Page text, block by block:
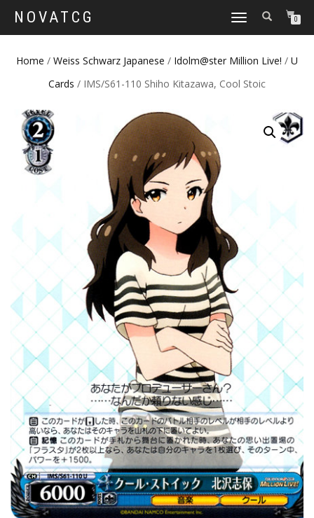
NOVATCG
TOGGLE
0
Home / Weiss Schwarz Japanese / Idolm@ster Million Live! / U
Cards / IMS/S61-110 Shiho Kitazawa, Cool Stoic